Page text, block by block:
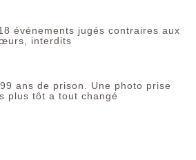
événements jugés contraires aux
interdits
ans de prison. Une photo prise
plus tôt a tout changé